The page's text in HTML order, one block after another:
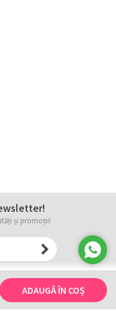
ADAUGĂ ÎN COȘ
și promoții!
noastre